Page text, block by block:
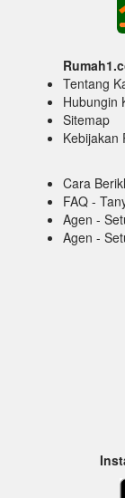
Tentang
Hubungin
Sitemap
Kebijakan
Cara
FAQ -
Agen -
Agen -